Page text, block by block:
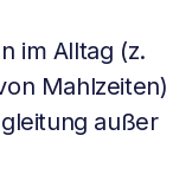
im Alltag (z.
Mahlzeiten)
außer